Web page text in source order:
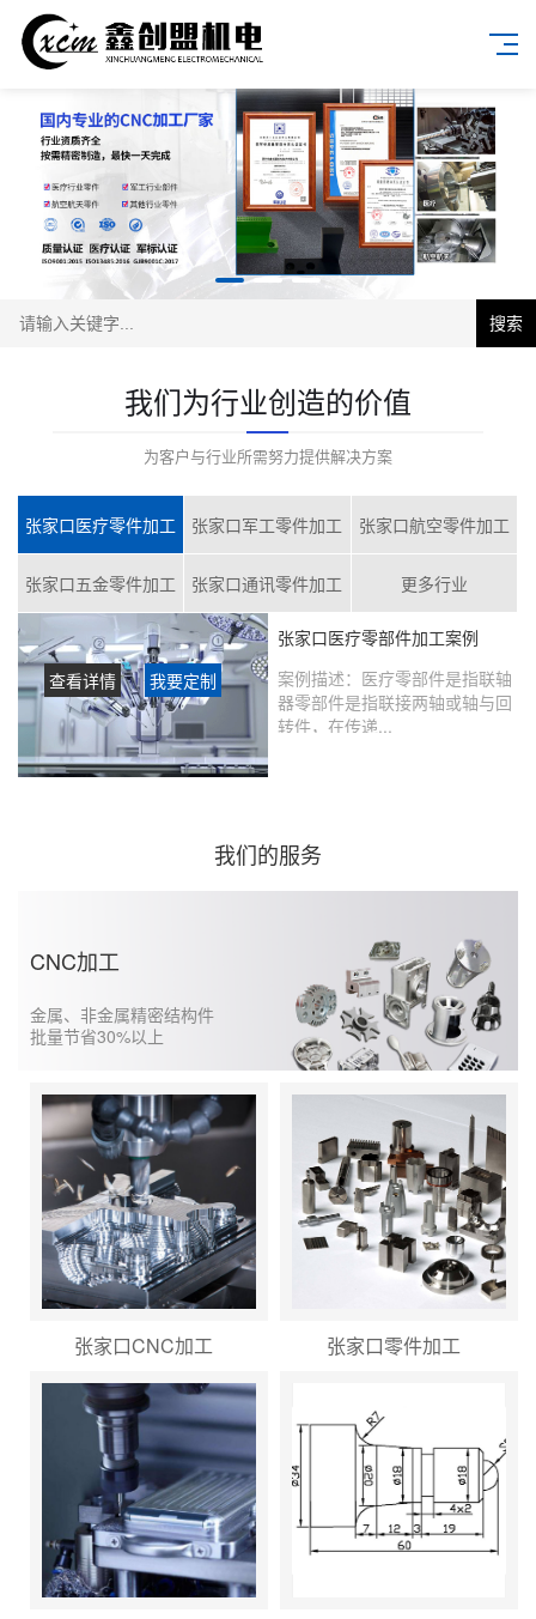
搜索
我们为行业创造的价值
为客户与行业所需努力提供解决方案
张家口医疗零件加工 张家口军工零件加工 张家口航空零件加工
张家口五金零件加工 张家口通讯零件加工 更多行业
张家口医疗零部件加工案例
案例描述： 医疗零部件是指联轴
器零部件是指联接两轴或轴与回
转件，在传递...
续合作……...
查看详情 我要定制
我们的服务
CNC加工
金属、非金属精密结构件
批量节省30%以上
张家口CNC加工 张家口零件加工